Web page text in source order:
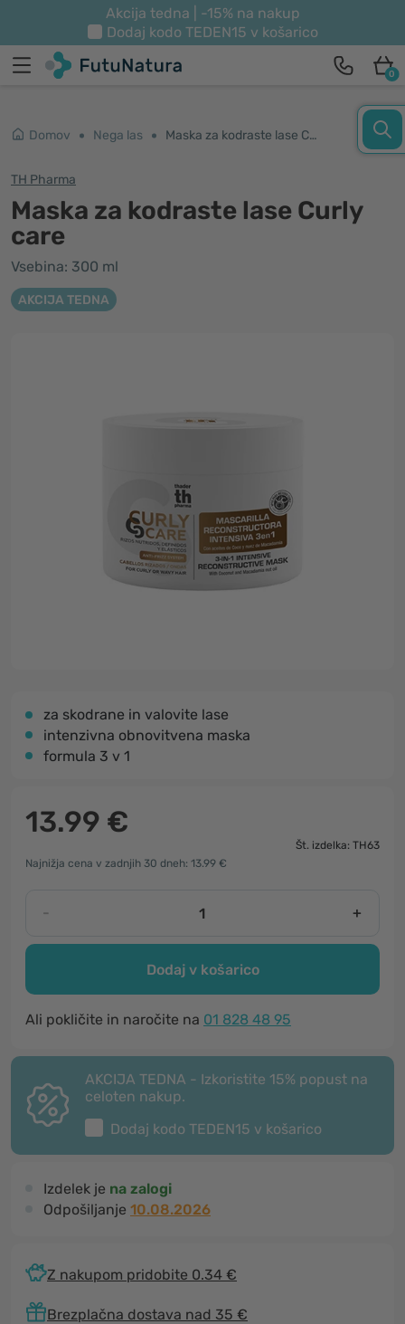
Akcija tedna | -15% na nakup
Dodaj kodo TEDEN15 v košarico
0
Domov Nega las Maska za kodraste lase Curly care
TH Pharma
Maska za kodraste lase Curly
care
Vsebina: 300 ml
AKCIJA TEDNA
za skodrane in valovite lase
intenzivna obnovitvena maska
formula 3 v 1
13.99 €
Št. izdelka: TH63
Najnižja cena v zadnjih 30 dneh: 13.99 €
- +
Dodaj v košarico
Ali pokličite in naročite na 01 828 48 95
AKCIJA TEDNA - Izkoristite 15% popust na
celoten nakup.
Dodaj kodo TEDEN15 v košarico
Izdelek je na zalogi
Odpošiljanje 10.08.2026
Z nakupom pridobite 0.34 €
Brezplačna dostava nad 35 €